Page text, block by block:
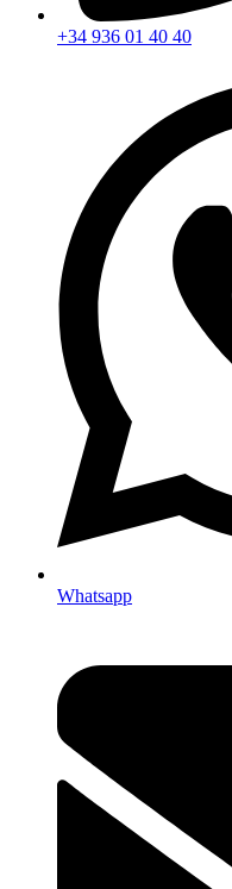
+34 936 01 40 40
Whatsapp